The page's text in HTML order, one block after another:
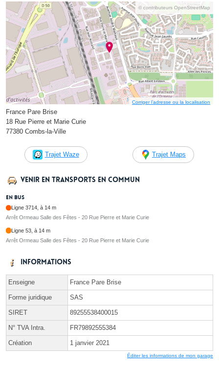
© contributeurs OpenStreetMap
Corriger l’adresse ou la localisation
France Pare Brise
18 Rue Pierre et Marie Curie
77380 Combs-la-Ville
Trajet Waze Trajet Maps
Venir en transports en commun
En bus
Ligne 3714, à 14 m
Arrêt Ormeau Salle des Fêtes - 20 Rue Pierre et Marie Curie
Ligne 53, à 14 m
Arrêt Ormeau Salle des Fêtes - 20 Rue Pierre et Marie Curie
Informations
Enseigne France Pare Brise
Forme juridique SAS
SIRET 89255538400015
N° TVA Intra. FR79892555384
Création 1 janvier 2021
Éditer les informations de mon garage